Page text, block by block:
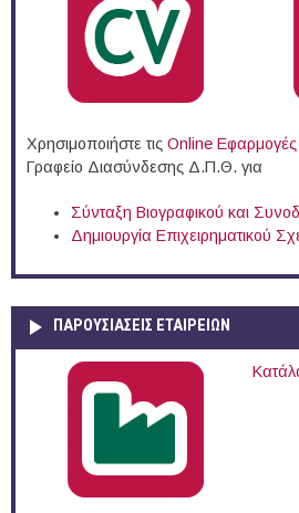
Χρησιμοποιήστε τις Online Eφαρμογές
Γραφείο Διασύνδεσης Δ.Π.Θ. για
Σύνταξη Βιογραφικού και
Δημιουργία Επιχειρηματικού
ΠΑΡΟΥΣΙΆΣΕΙΣ ΕΤΑΙΡΕΙΏΝ